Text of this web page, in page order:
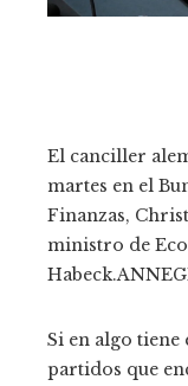
El canciller
martes en el
Finanzas,
ministro de
Habeck.
Si en algo
partidos que